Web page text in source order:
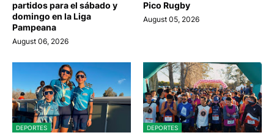
partidos para el sábado y
domingo en la Liga
Pampeana
August 06, 2026
Pico Rugby
August 05, 2026
DEPORTES DEPORTES